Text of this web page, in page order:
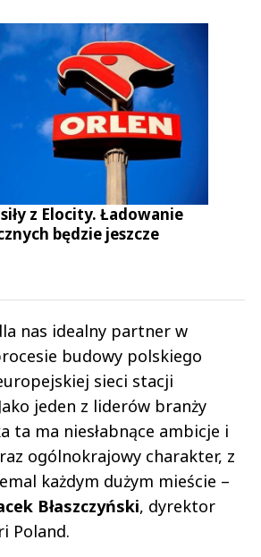
z Elocity. Ładowanie
będzie jeszcze
nas idealny partner w
budowy polskiego
sieci stacji
jeden z liderów branży
ta ma niesłabnące ambicje i
ogólnokrajowy charakter, z
każdym dużym mieście –
Błaszczyński, dyrektor
Poland.